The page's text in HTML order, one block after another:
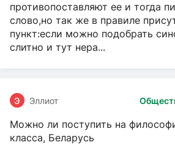
противопоставляют ее и тогда
слово,но так же в правиле
пункт:если можно подобрать
слитно и тут нера...
Э Эллиот
Можно ли поступить на
класса, Беларусь